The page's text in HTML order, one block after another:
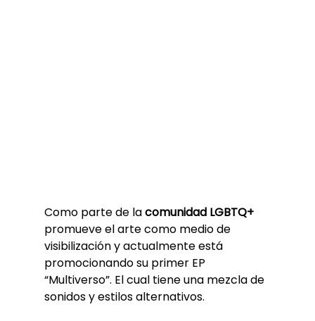
Como parte de la comunidad LGBTQ+
promueve el arte como medio de
visibilización y actualmente está
promocionando su primer EP
“Multiverso”. El cual tiene una mezcla de
sonidos y estilos alternativos.